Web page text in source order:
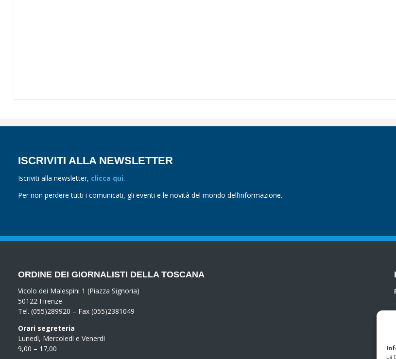
La
ISCRIVITI ALLA NEWSLETTER
Iscriviti alla newsletter, clicca qui.
Per non perdere tutti i comunicati, gli eventi e le novità del mondo dell’informazione.
ORDINE DEI GIORNALISTI DELLA TOSCANA
Vicolo dei Malespini 1 (Piazza Signoria)
50122 Firenze
Tel. (055)289920 – Fax (055)2381049
Orari segreteria
Lunedì, Mercoledì e Venerdì
9,00 – 17,00